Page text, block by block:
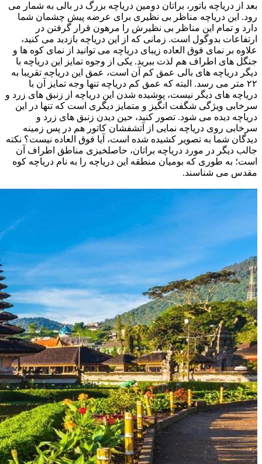
بعد از دریاچه باتور، براتان دومین دریاچه بزرگ در بالی به شمار می
رود. این دریاچه مناظر بی نظیری برای عرضه پیش چشمان شما
دارد و تمام این مناظر بی نظیرش را مرهون قرار گرفتن در
ارتفاعات بدوگول است. زمانی که از این دریاچه بازدید می کنید،
علاوه بر نمای فوق العاده زیبای دریاچه می توانید از نمای کوه ها و
جنگل های اطراف هم لذت ببرید. یکی از وجوه تمایز این دریاچه با
دیگر دریاچه های بالی عمق کم آن است، عمق این دریاچه تقریبا به
۲۲ متر می رسد. البته که عمق کم دریاچه تنها وجه تمایز آن با
دریاچه های دیگر نیست، پوشیده شدن این دریاچه از زنبق های زرد و
سرخابی ویژگی شگفت انگیز و متمایز دیگری است که تنها در این
دریاچه دیده می شود. تصور کنید، حین دیدن زنبق های زرد و
سرخابی روی دریاچه نمایی از آتشفشان کاتور هم در پس زمینه
دیدگان شما به تصویر کشیده شده است، آیا فوق العاده نیست؟ نکته
جالب دیگر در مورد دریاچه براتان، حاصلخیزی مناطق اطراف آن
است؛ به طوری که بومیان منطقه این دریاچه را به نام دریاچه کوه
مقدس می شناسند.